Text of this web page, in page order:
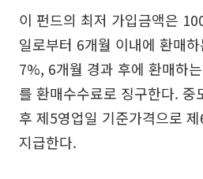
이 펀드의 최저 가입금액은
일로부터 6개월 이내에 환매
7%, 6개월 경과 후에 환매하
를 환매수수료로 징구한다. 중
후 제5영업일 기준가격으로
지급한다.